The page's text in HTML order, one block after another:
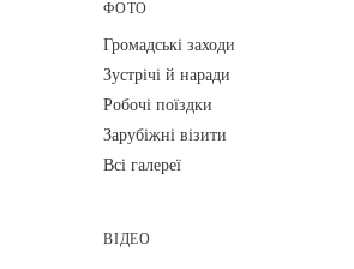
ФОТО
Громадські заходи
Зустрічі й наради
Робочі поїздки
Зарубіжні візити
Всі галереї
ВІДЕО